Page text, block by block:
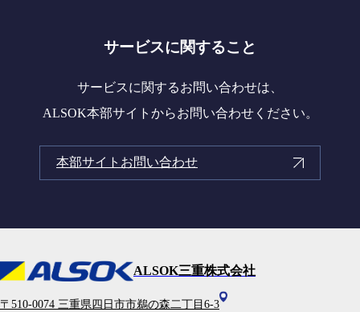
サービスに関すること
サービスに関するお問い合わせは、
ALSOK本部サイトからお問い合わせください。
本部サイトお問い合わせ
ALSOK三重株式会社
〒510-0074 三重県四日市市鵜の森二丁目6-3